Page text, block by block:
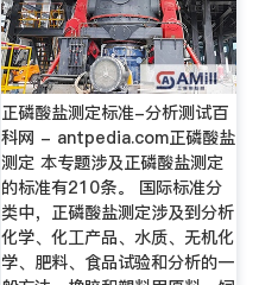
正磷酸盐测定标准-分析测试百
科网 - antpedia.com正磷酸盐
测定 本专题涉及正磷酸盐测定
的标准有210条。 国际标准分
类中，正磷酸盐测定涉及到分析
化学、化工产品、水质、无机化
学、肥料、食品试验和分析的一